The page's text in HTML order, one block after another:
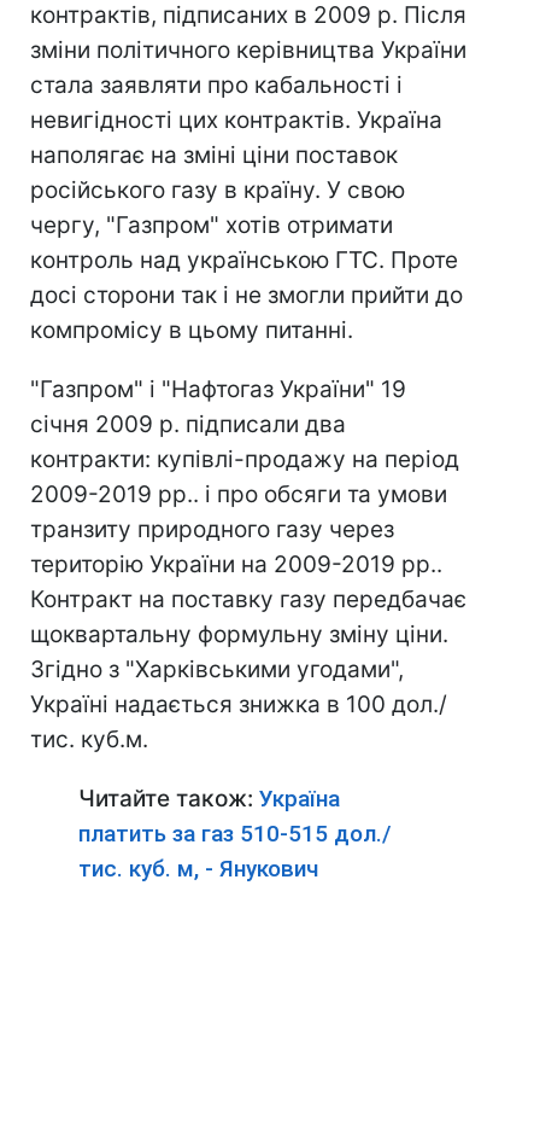
контрактів, підписаних в 2009 р. Після
зміни політичного керівництва України
стала заявляти про кабальності і
невигідності цих контрактів. Україна
наполягає на зміні ціни поставок
російського газу в країну. У свою
чергу, "Газпром" хотів отримати
контроль над українською ГТС. Проте
досі сторони так і не змогли прийти до
компромісу в цьому питанні.
"Газпром" і "Нафтогаз України" 19
січня 2009 р. підписали два
контракти: купівлі-продажу на період
2009-2019 рр.. і про обсяги та умови
транзиту природного газу через
територію України на 2009-2019 рр..
Контракт на поставку газу передбачає
щоквартальну формульну зміну ціни.
Згідно з "Харківськими угодами",
Україні надається знижка в 100 дол./
тис. куб.м.
Читайте також: Україна
платить за газ 510-515 дол./
тис. куб. м, - Янукович